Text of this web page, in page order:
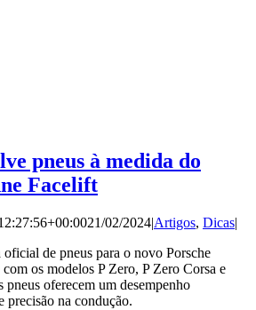
pneus à medida do
Facelift
21/02/2024|Artigos, Dicas|
de pneus para o novo Porsche
os modelos P Zero, P Zero Corsa e
oferecem um desempenho
precisão na condução.